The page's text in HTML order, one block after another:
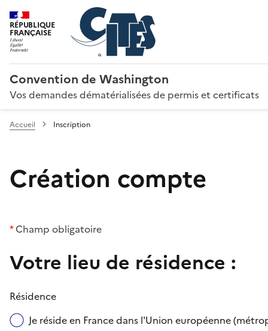
RÉPUBLIQUE
FRANÇAISE
Convention de Washington
Vos demandes dématérialisées de permis et certificats
Accueil Inscription
Création compte
*Champ obligatoire
Votre lieu de résidence :
Résidence
Je réside en France dans l'Union européenne